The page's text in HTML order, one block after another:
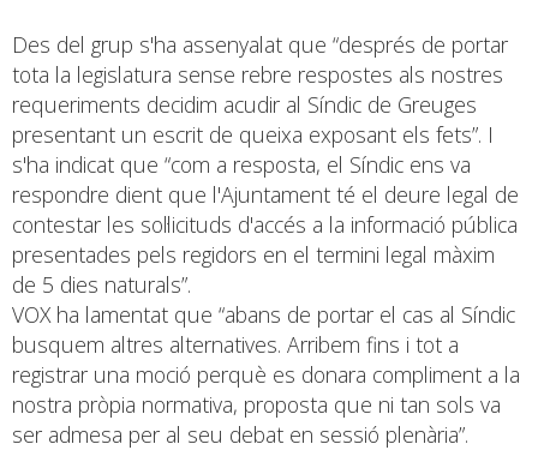
Des del grup s'ha assenyalat que “després de portar
tota la legislatura sense rebre respostes als nostres
requeriments decidim acudir al Síndic de Greuges
presentant un escrit de queixa exposant els fets”. I
s'ha indicat que “com a resposta, el Síndic ens va
respondre dient que l'Ajuntament té el deure legal de
contestar les sol·licituds d'accés a la informació pública
presentades pels regidors en el termini legal màxim
de 5 dies naturals”.
VOX ha lamentat que “abans de portar el cas al Síndic
busquem altres alternatives. Arribem fins i tot a
registrar una moció perquè es donara compliment a la
nostra pròpia normativa, proposta que ni tan sols va
ser admesa per al seu debat en sessió plenària”.